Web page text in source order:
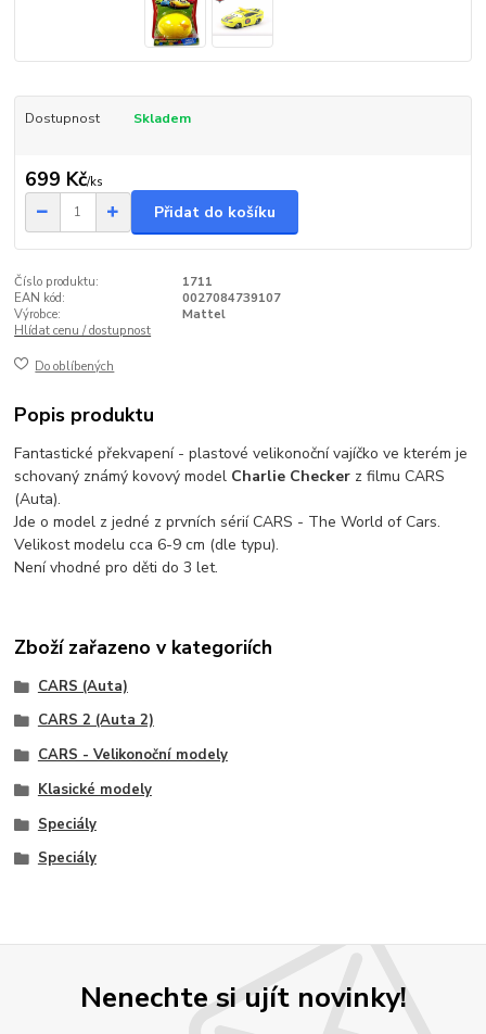
Dostupnost Skladem
699 Kč/ks
Přidat do košíku
Číslo produktu:
1711
EAN kód:
0027084739107
Výrobce:
Mattel
Hlídat cenu / dostupnost
Do oblíbených
Popis produktu
Fantastické překvapení - plastové velikonoční vajíčko ve kterém je
schovaný známý kovový model Charlie Checker z filmu CARS
(Auta).
Jde o model z jedné z prvních sérií CARS - The World of Cars.
Velikost modelu cca 6-9 cm (dle typu).
Není vhodné pro děti do 3 let.
Zboží zařazeno v kategoriích
CARS (Auta)
CARS 2 (Auta 2)
CARS - Velikonoční modely
Klasické modely
Speciály
Speciály
Nenechte si ujít novinky!